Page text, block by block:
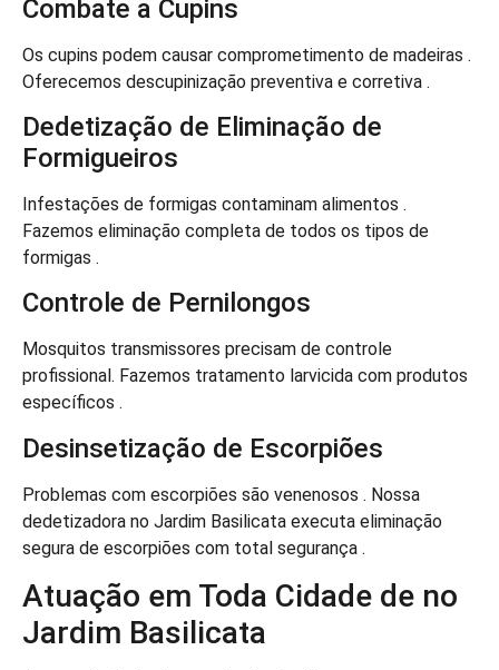
Combate a Cupins
Os cupins podem causar comprometimento de madeiras .
Oferecemos descupinização preventiva e corretiva .
Dedetização de Eliminação de
Formigueiros
Infestações de formigas contaminam alimentos .
Fazemos eliminação completa de todos os tipos de
formigas .
Controle de Pernilongos
Mosquitos transmissores precisam de controle
profissional. Fazemos tratamento larvicida com produtos
específicos .
Desinsetização de Escorpiões
Problemas com escorpiões são venenosos . Nossa
dedetizadora no Jardim Basilicata executa eliminação
segura de escorpiões com total segurança .
Atuação em Toda Cidade de no
Jardim Basilicata